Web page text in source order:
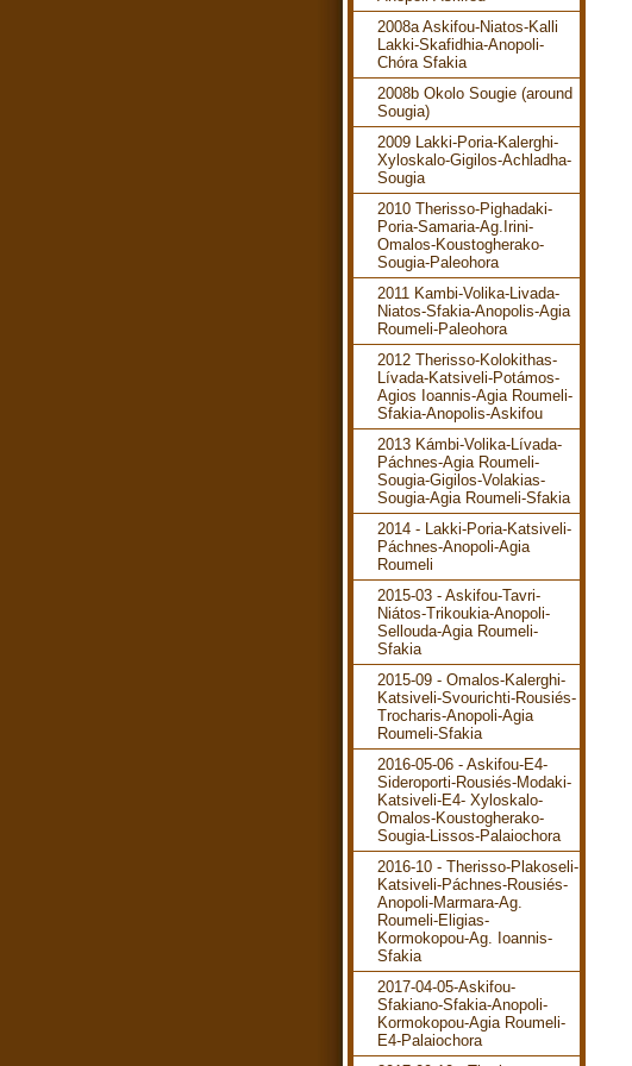
2008a Askifou-Niatos-Kalli
Lakki-Skafidhia-Anopoli-
Chóra Sfakia
2008b Okolo Sougie (around
Sougia)
2009 Lakki-Poria-Kalerghi-
Xyloskalo-Gigilos-Achladha-
Sougia
2010 Therisso-Pighadaki-
Poria-Samaria-Ag.Irini-
Omalos-Koustogherako-
Sougia-Paleohora
2011 Kambi-Volika-Livada-
Niatos-Sfakia-Anopolis-Agia
Roumeli-Paleohora
2012 Therisso-Kolokithas-
Lívada-Katsiveli-Potámos-
Agios Ioannis-Agia Roumeli-
Sfakia-Anopolis-Askifou
2013 Kámbi-Volika-Lívada-
Páchnes-Agia Roumeli-
Sougia-Gigilos-Volakias-
Sougia-Agia Roumeli-Sfakia
2014 - Lakki-Poria-Katsiveli-
Páchnes-Anopoli-Agia
Roumeli
2015-03 - Askifou-Tavri-
Niátos-Trikoukia-Anopoli-
Sellouda-Agia Roumeli-
Sfakia
2015-09 - Omalos-Kalerghi-
Katsiveli-Svourichti-Rousiés-
Trocharis-Anopoli-Agia
Roumeli-Sfakia
2016-05-06 - Askifou-E4-
Sideroporti-Rousiés-Modaki-
Katsiveli-E4- Xyloskalo-
Omalos-Koustogherako-
Sougia-Lissos-Palaiochora
2016-10 - Therisso-Plakoseli-
Katsiveli-Páchnes-Rousiés-
Anopoli-Marmara-Ag.
Roumeli-Eligias-
Kormokopou-Ag. Ioannis-
Sfakia
2017-04-05-Askifou-
Sfakiano-Sfakia-Anopoli-
Kormokopou-Agia Roumeli-
E4-Palaiochora